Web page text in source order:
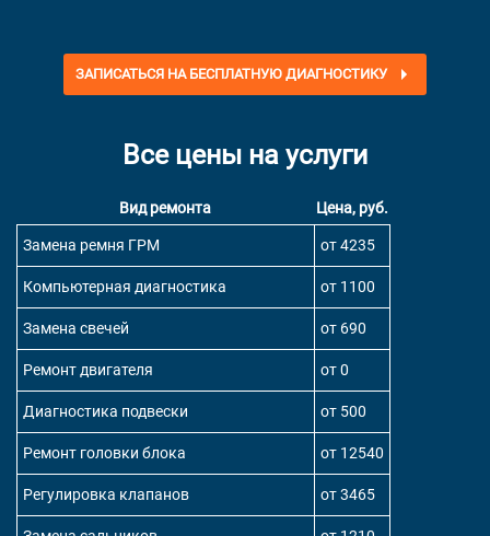
ЗАПИСАТЬСЯ НА БЕСПЛАТНУЮ ДИАГНОСТИКУ
Все цены на услуги
Вид ремонта
Цена, руб.
Замена ремня ГРМ
от 4235
Компьютерная диагностика от 1100
Замена свечей от 690
Ремонт двигателя от 0
Диагностика подвески от 500
Ремонт головки блока от 12540
Регулировка клапанов от 3465